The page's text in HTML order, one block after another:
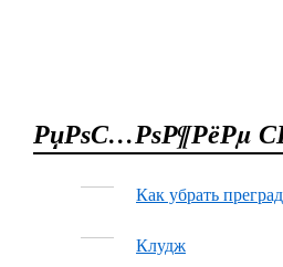
РџРѕС…РѕР¶РёРµ
Как убрать
Клудж